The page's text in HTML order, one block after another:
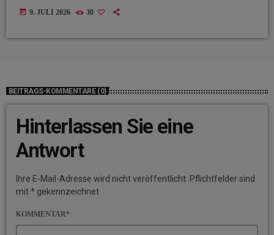
today 9. JULI 2026 30
BEITRAGS-KOMMENTARE (0)
Hinterlassen Sie eine
Antwort
Ihre E-Mail-Adresse wird nicht veröffentlicht. Pflichtfelder sind
mit * gekennzeichnet
KOMMENTAR*